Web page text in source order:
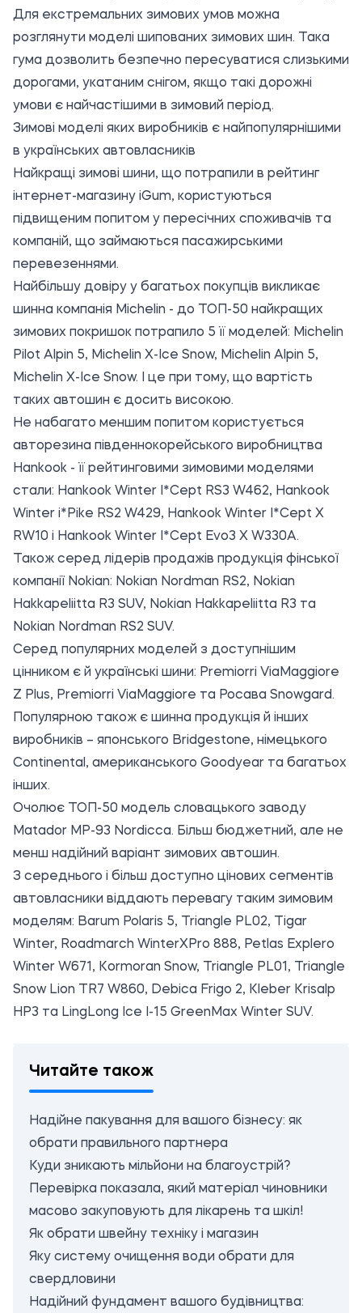
Для екстремальних зимових умов можна
розглянути моделі шипованих зимових шин. Така
гума дозволить безпечно пересуватися слизькими
дорогами, укатаним снігом, якщо такі дорожні
умови є найчастішими в зимовий період.
Зимові моделі яких виробників є найпопулярнішими
в українських автовласників
Найкращі зимові шини, що потрапили в рейтинг
інтернет-магазину iGum, користуються
підвищеним попитом у пересічних споживачів та
компаній, що займаються пасажирськими
перевезеннями.
Найбільшу довіру у багатьох покупців викликає
шинна компанія Michelin - до ТОП-50 найкращих
зимових покришок потрапило 5 її моделей: Michelin
Pilot Alpin 5, Michelin X-Ice Snow, Michelin Alpin 5,
Michelin X-Ice Snow. І це при тому, що вартість
таких автошин є досить високою.
Не набагато меншим попитом користується
авторезина південнокорейського виробництва
Hankook - її рейтинговими зимовими моделями
стали: Hankook Winter I*Cept RS3 W462, Hankook
Winter i*Pike RS2 W429, Hankook Winter I*Cept X
RW10 і Hankook Winter I*Cept Evo3 X W330A.
Також серед лідерів продажів продукція фінської
компанії Nokian: Nokian Nordman RS2, Nokian
Hakkapeliitta R3 SUV, Nokian Hakkapeliitta R3 та
Nokian Nordman RS2 SUV.
Серед популярних моделей з доступнішим
цінником є й українські шини: Premiorri ViaMaggiore
Z Plus, Premiorri ViaMaggiore та Росава Snowgard.
Популярною також є шинна продукція й інших
виробників – японського Bridgestone, німецького
Continental, американського Goodyear та багатьох
інших.
Очолює ТОП-50 модель словацького заводу
Matador MP-93 Nordicca. Більш бюджетний, але не
менш надійний варіант зимових автошин.
З середнього і більш доступно цінових сегментів
автовласники віддають перевагу таким зимовим
моделям: Barum Polaris 5, Triangle PL02, Tigar
Winter, Roadmarch WinterXPro 888, Petlas Explero
Winter W671, Kormoran Snow, Triangle PL01, Triangle
Snow Lion TR7 W860, Debica Frigo 2, Kleber Krisalp
HP3 та LingLong Ice I-15 GreenMax Winter SUV.
Читайте також
Надійне пакування для вашого бізнесу: як
обрати правильного партнера
Куди зникають мільйони на благоустрій?
Перевірка показала, який матеріал чиновники
масово закуповують для лікарень та шкіл!
Як обрати швейну техніку і магазин
Яку систему очищення води обрати для
свердловини
Надійний фундамент вашого будівництва: